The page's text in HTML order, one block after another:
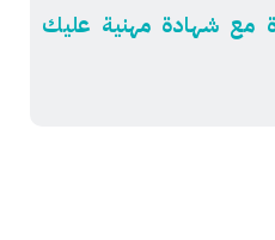
مع شهادة مهنية عليك